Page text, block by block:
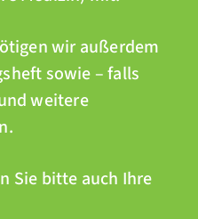
wir außerdem
sowie – falls
weitere
Sie bitte auch Ihre